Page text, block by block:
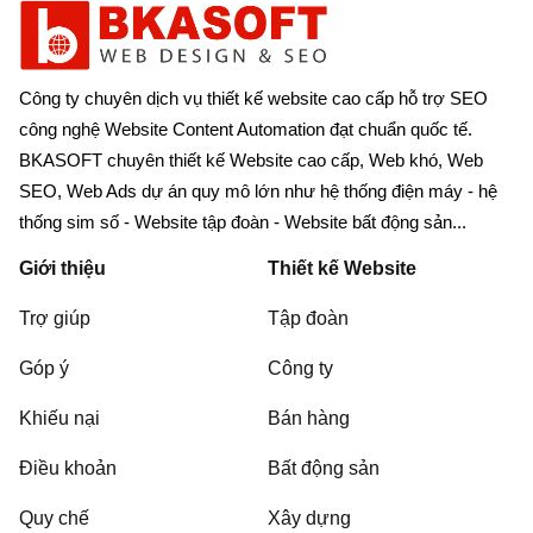
Công ty chuyên dịch vụ thiết kế website cao cấp hỗ trợ SEO
công nghệ Website Content Automation đạt chuẩn quốc tế.
BKASOFT chuyên thiết kế Website cao cấp, Web khó, Web
SEO, Web Ads dự án quy mô lớn như hệ thống điện máy - hệ
thống sim số - Website tập đoàn - Website bất động sản...
Giới thiệu
Trợ giúp
Góp ý
Khiếu nại
Điều khoản
Quy chế
Thiết kế Website
Tập đoàn
Công ty
Bán hàng
Bất động sản
Xây dựng